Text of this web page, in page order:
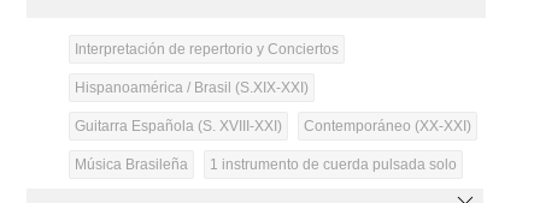
Interpretación de repertorio y Conciertos
Hispanoamérica / Brasil (S.XIX-XXI)
Guitarra Española (S. XVIII-XXI) Contemporáneo (XX-XXI)
Música Brasileña 1 instrumento de cuerda pulsada solo